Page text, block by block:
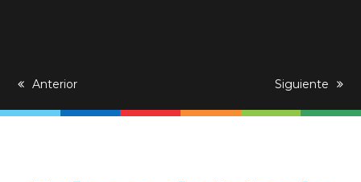
previous
Anterior
next
Siguiente